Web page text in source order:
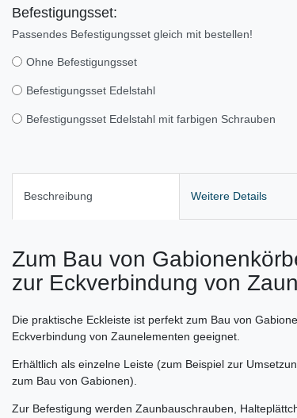
Befestigungsset:
Passendes Befestigungsset gleich mit bestellen!
Ohne Befestigungsset
Befestigungsset Edelstahl
Befestigungsset Edelstahl mit farbigen Schrauben
Beschreibung Weitere Details
Zum Bau von
zur Eckverbindung von
Die praktische Eckleiste ist perfekt zum Bau von
Eckverbindung von Zaunelementen geeignet.
Erhältlich als einzelne Leiste (zum Beispiel zur
zum Bau von Gabionen).
Zur Befestigung werden Zaunbauschrauben,